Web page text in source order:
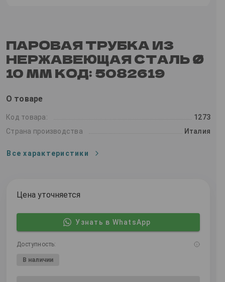
ПАРОВАЯ ТРУБКА ИЗ
НЕРЖАВЕЮЩАЯ СТАЛЬ Ø
10 ММ КОД: 5082619
О товаре
Код товара:
1273
Страна производства
Италия
Все характеристики
Цена уточняется
Узнать в WhatsApp
Доступность:
В наличии